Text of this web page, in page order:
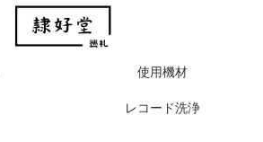
使用機材
レコード洗浄